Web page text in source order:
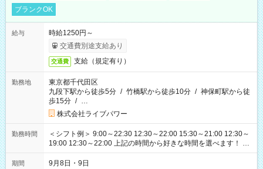
ブランクOK
給与
時給1250円～
交通費別途支給あり
交通費 支給（規定有り）
勤務地
東京都千代田区
九段下駅から徒歩5分 / 竹橋駅から徒歩10分 / 神保町駅から徒
歩15分 / …
株式会社ライブパワー
勤務時間
＜シフト例＞ 9:00～22:30 12:30～22:00 15:30～21:00 12:30～
19:00 12:30～22:00 上記の時間から好きな時間を選べます！ ※
時間は変更となる可能性があります
期間 9月8日・9日